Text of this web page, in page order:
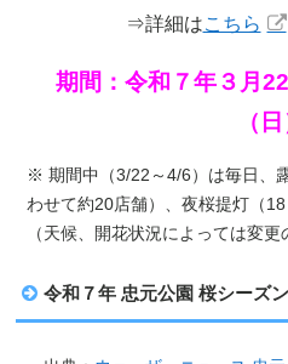
⇒詳細はこちら
期間：令和７年３月
（日
※ 期間中（3/22～4/6）は毎日、
わせて約20店舗）、夜桜提灯（18
（天候、開花状況によっては変
令和７年 忠元公園 桜シーズ